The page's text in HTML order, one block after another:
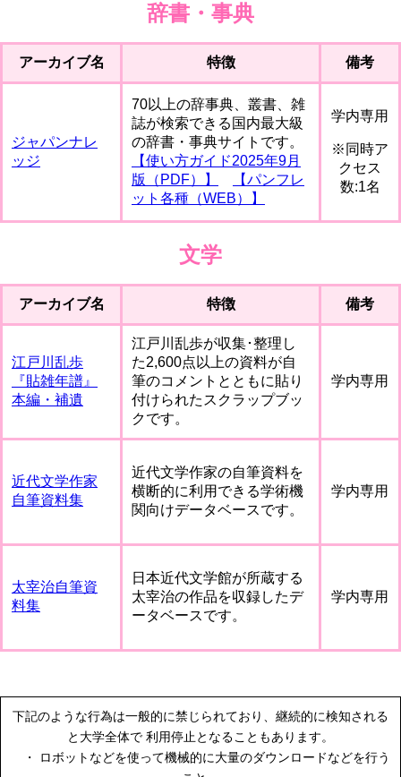
辞書・事典
アーカイブ名 特徴 備考
ジャパンナレ
ッジ
70以上の辞事典、叢書、雑
誌が検索できる国内最大級
の辞書・事典サイトです。
【使い方ガイド2025年9月
版（PDF）】
【パンフレ
ット各種（WEB）】
学内専用
※同時ア
クセス
数:1名
文学
アーカイブ名 特徴 備考
江戸川乱歩
『貼雑年譜』
本編・補遺
江戸川乱歩が収集･整理し
た2,600点以上の資料が自
筆のコメントとともに貼り
付けられたスクラップブッ
クです。
学内専用
近代文学作家
自筆資料集
近代文学作家の自筆資料を
横断的に利用できる学術機
関向けデータベースです。
学内専用
太宰治自筆資
料集
日本近代文学館が所蔵する
太宰治の作品を収録したデ
ータベースです。
学内専用
下記のような行為は一般的に禁じられており、継続的に検知される
と大学全体で 利用停止となることもあります。
・ ロボットなどを使って機械的に大量のダウンロードなどを行う